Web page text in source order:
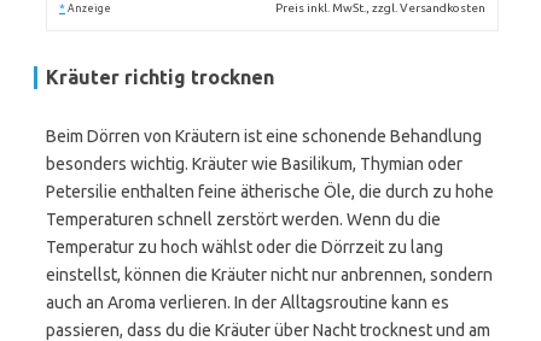
* Anzeige Preis inkl. MwSt., zzgl. Versandkosten
Kräuter richtig trocknen
Beim Dörren von Kräutern ist eine schonende Behandlung
besonders wichtig. Kräuter wie Basilikum, Thymian oder
Petersilie enthalten feine ätherische Öle, die durch zu hohe
Temperaturen schnell zerstört werden. Wenn du die
Temperatur zu hoch wählst oder die Dörrzeit zu lang
einstellst, können die Kräuter nicht nur anbrennen, sondern
auch an Aroma verlieren. In der Alltagsroutine kann es
passieren, dass du die Kräuter über Nacht trocknest und am